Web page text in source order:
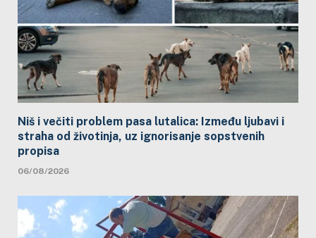
Niš i večiti problem pasa lutalica: Između ljubavi i
straha od životinja, uz ignorisanje sopstvenih
propisa
06/08/2026